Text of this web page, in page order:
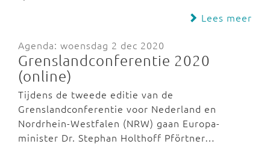
Lees meer
Agenda: woensdag 2 dec 2020
Grenslandconferentie 2020
(online)
Tijdens de tweede editie van de
Grenslandconferentie voor Nederland en
Nordrhein-Westfalen (NRW) gaan Europa-
minister Dr. Stephan Holthoff Pförtner…